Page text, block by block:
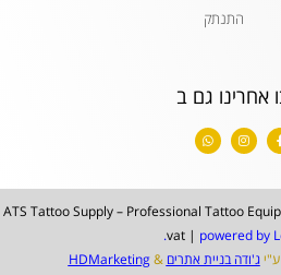
התנתק
אחרינו גם ב
F
a
c
o
o
k
f
I
n
s
g
r
a
m
W
h
a
a
p
p
ATS Tattoo Supply – Professional Tattoo
vat | powered by
ג'ודה בניית אתרים &
HDMarketing